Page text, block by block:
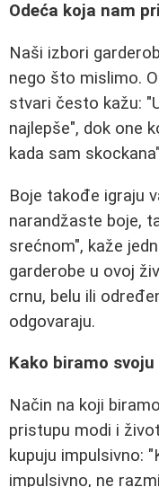
Odeća koja nam
Naši izbori
nego što mislimo.
stvari često kažu:
najlepše", dok one
kada sam
Boje takođe igraju
narandžaste boje,
srećnom", kaže
garderobe u ovoj
crnu, belu ili
odgovaraju.
Kako biramo
Način na koji
pristupu modi i
kupuju impulsivno:
impulsivno, ne